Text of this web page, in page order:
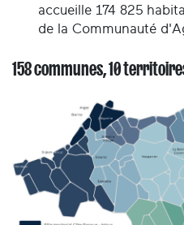
accueille 174 825
de la Communauté
158 communes, 10